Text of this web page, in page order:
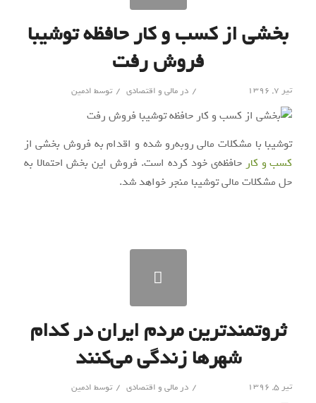
بخشی از کسب و کار حافظه‌ توشیبا
فروش رفت
تیر ۷, ۱۳۹۶ / در مالی و اقتصادی / توسط ادمین
توشیبا با مشکلات مالی روبه‌رو شده و اقدام به ‌فروش بخشی از
کسب و کار حافظه‌ی خود کرده است. فروش این بخش احتمالا به
حل مشکلات مالی توشیبا منجر خواهد شد.
ثروتمندترین مردم ایران در کدام
شهرها زندگی می‌کنند
تیر ۵, ۱۳۹۶ / درمالی و اقتصادی / توسط ادمین